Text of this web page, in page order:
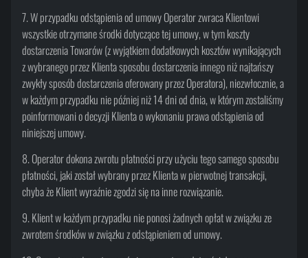
7. W przypadku odstąpienia od umowy Operator zwraca Klientowi
wszystkie otrzymane środki dotyczące tej umowy, w tym koszty
dostarczenia Towarów (z wyjątkiem dodatkowych kosztów wynikających
z wybranego przez Klienta sposobu dostarczenia innego niż najtańszy
zwykły sposób dostarczenia oferowany przez Operatora), niezwłocznie, a
w każdym przypadku nie później niż 14 dni od dnia, w którym zostaliśmy
poinformowani o decyzji Klienta o wykonaniu prawa odstąpienia od
niniejszej umowy.
8. Operator dokona zwrotu płatności przy użyciu tego samego sposobu
płatności, jaki został wybrany przez Klienta w pierwotnej transakcji,
chyba że Klient wyraźnie zgodzi się na inne rozwiązanie.
9. Klient w każdym przypadku nie ponosi żadnych opłat w związku ze
zwrotem środków w związku z odstąpieniem od umowy.